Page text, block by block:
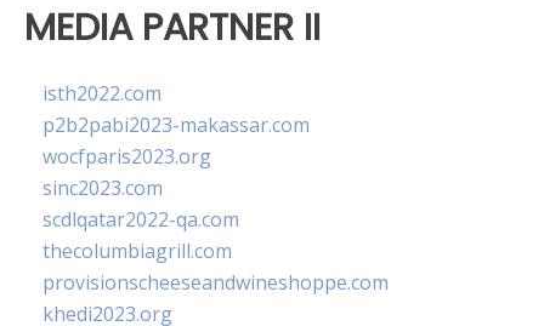
MEDIA PARTNER II
isth2022.com
p2b2pabi2023-makassar.com
wocfparis2023.org
sinc2023.com
scdlqatar2022-qa.com
thecolumbiagrill.com
provisionscheeseandwineshoppe.com
khedi2023.org